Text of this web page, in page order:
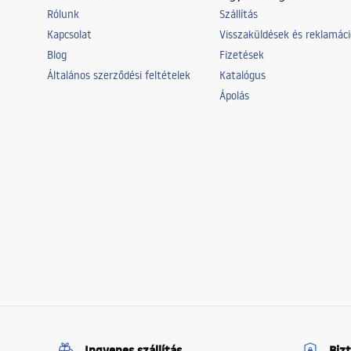
Rólunk
Kapcsolat
Blog
Általános szerződési feltételek
Szállítás
Visszaküldések és
Fizetések
Katalógus
Ápolás